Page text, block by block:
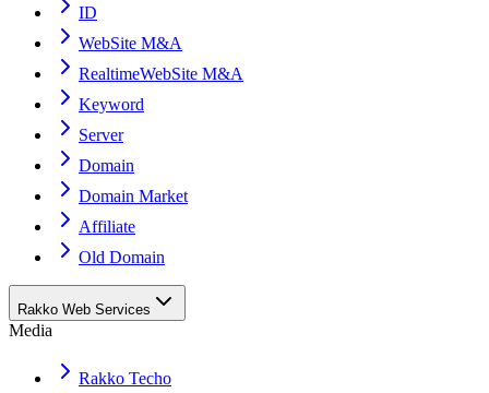
ID
WebSite M&A
RealtimeWebSite M&A
Keyword
Server
Domain
Domain Market
Affiliate
Old Domain
Rakko Web Services
Media
Rakko Techo